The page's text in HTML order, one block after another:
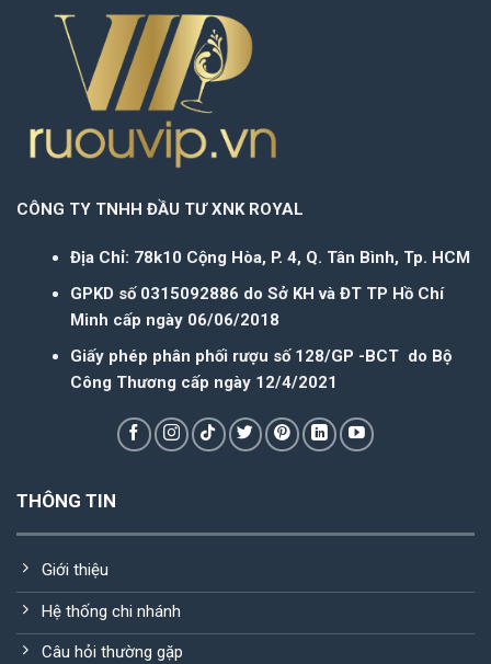
CÔNG TY TNHH ĐẦU TƯ XNK ROYAL
Địa Chỉ: 78k10 Cộng Hòa, P. 4, Q. Tân Bình, Tp. HCM
GPKD số 0315092886 do Sở KH và ĐT TP Hồ Chí
Minh cấp ngày 06/06/2018
Giấy phép phân phối rượu số 128/GP -BCT do Bộ
Công Thương cấp ngày 12/4/2021
THÔNG TIN
Giới thiệu
Hệ thống chi nhánh
Câu hỏi thường gặp